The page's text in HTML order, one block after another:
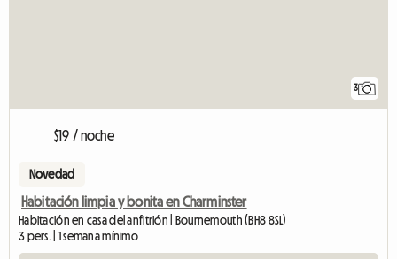
3
$19 / noche
Novedad
Habitación limpia y bonita en Charminster
Habitación en casa del anfitrión | Bournemouth (BH8 8SL)
3 pers. | 1 semana mínimo